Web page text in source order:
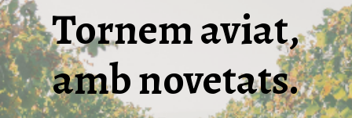
Tornem aviat,
amb novetats.